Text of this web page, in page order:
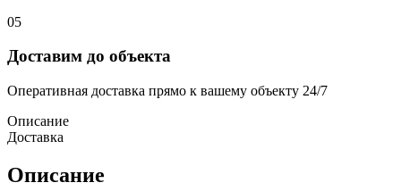
05
Доставим до объекта
Оперативная доставка прямо к вашему объекту 24/7
Описание
Доставка
Описание